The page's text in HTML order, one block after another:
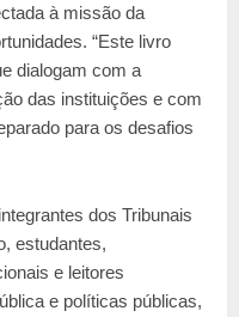
à missão da
“Este livro
dialogam com a
das instituições e com
para os desafios
dos Tribunais
estudantes,
e leitores
e políticas públicas,